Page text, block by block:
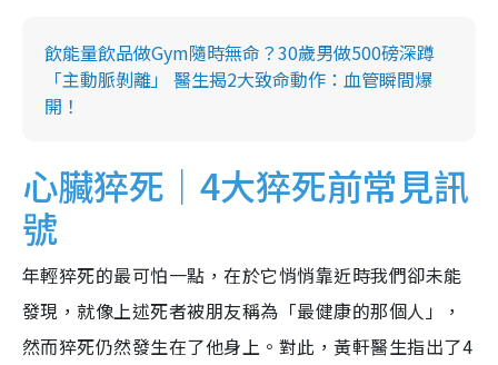
飲能量飲品做Gym隨時無命？30歲男做500磅深蹲
「主動脈剝離」 醫生揭2大致命動作：血管瞬間爆
開！
心臟猝死｜4大猝死前常見訊
號
年輕猝死的最可怕一點，在於它悄悄靠近時我們卻未能
發現，就像上述死者被朋友稱為「最健康的那個人」，
然而猝死仍然發生在了他身上。對此，黃軒醫生指出了4